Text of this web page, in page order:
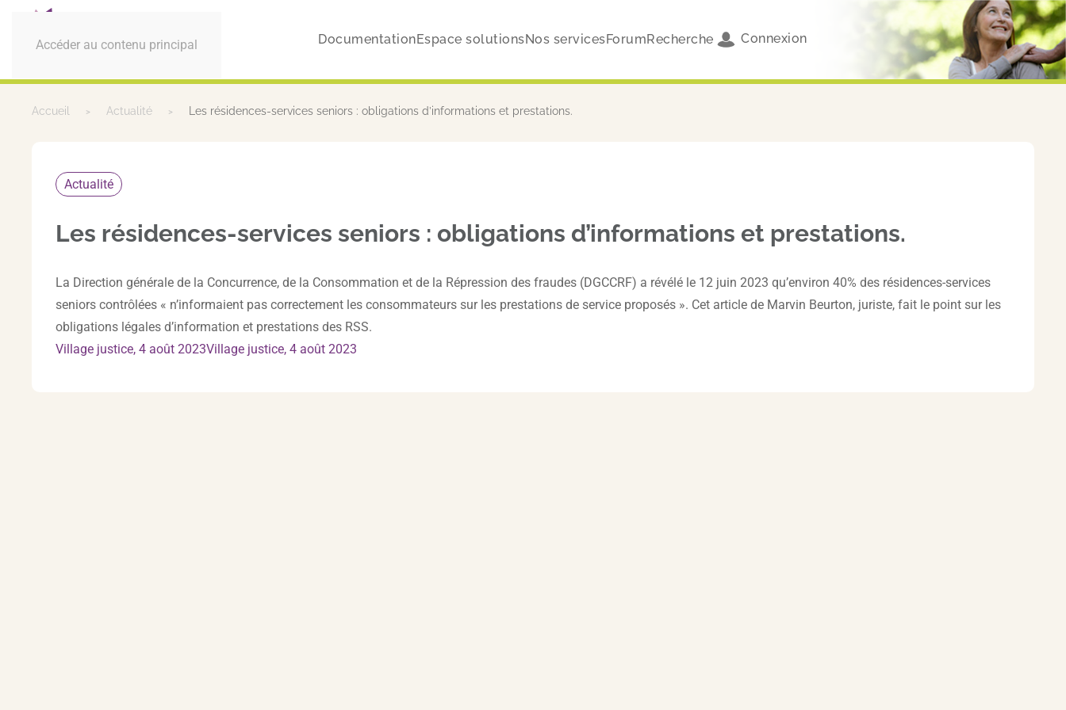
Accéder au contenu principal DocumentationEspace solutionsNos servicesForumRecherche Connexion
Accueil Actualité Les résidences-services seniors : obligations d’informations et prestations.
Actualité
Les résidences-services seniors : obligations d’informations et prestations.
La Direction générale de la Concurrence, de la Consommation et de la Répression des fraudes (DGCCRF) a révélé le 12 juin 2023 qu’environ 40% des résidences-services
seniors contrôlées « n’informaient pas correctement les consommateurs sur les prestations de service proposés ». Cet article de Marvin Beurton, juriste, fait le point sur les
obligations légales d’information et prestations des RSS.
Village justice, 4 août 2023Village justice, 4 août 2023